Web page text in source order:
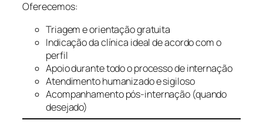
Oferecemos:
Triagem e orientação gratuita
Indicação da clínica ideal de acordo com o
perfil
Apoio durante todo o processo de internação
Atendimento humanizado e sigiloso
Acompanhamento pós-internação (quando
desejado)